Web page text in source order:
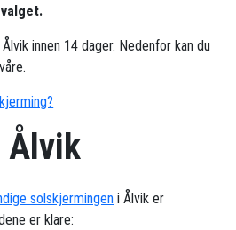
innen 14 dager. Nedenfor kan du
Ålvik
solskjermingen i Ålvik er
er klare: